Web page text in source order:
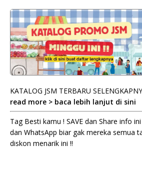
KATALOG JSM TERBARU
read more > baca lebih lanjut di sini
Tag Besti kamu ! SAVE dan Share info
dan WhatsApp biar gak mereka semua
diskon menarik ini !!